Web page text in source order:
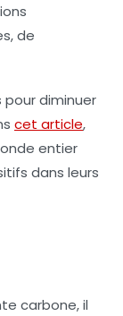
de
diminuer
cet article,
entier
dans leurs
carbone, il